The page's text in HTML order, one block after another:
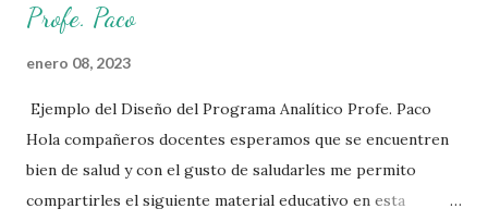
Profe. Paco
enero 08, 2023
Ejemplo del Diseño del Programa Analítico Profe. Paco
Hola compañeros docentes esperamos que se encuentren
bien de salud y con el gusto de saludarles me permito
compartirles el siguiente material educativo en esta